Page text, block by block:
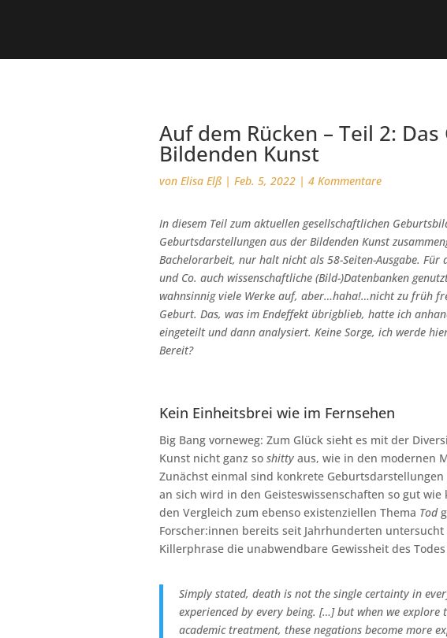
Auf dem Rücken – Teil 2:
Bildenden Kunst
von Elisa Elß| Feb. 5, 2022| 4 Kommentare
In diesem Teil zum aktuellen gesellschaftlichen
Geburtsdarstellungen aus der Bildenden Kunst
Bachelorarbeit, nur halt nicht als 58-Seiten-Ausgabe. Für
und Co. auch wissenschaftliche (Bild-)Datenbanken
wahnsinnig viele Werke auf, aber…haha!…nicht zu früh
Geburt. Das, was im Endeffekt übrigblieb, hatte ich
eingeteilt und dann analysiert. Keine Sorge, ich werde
Bereit?
Kein Einheitsbrei wie im Fernsehen
Big Bang vorneweg: Zum Glück sieht es mit der
Kunst nicht ganz so shittyaus, wie in den modernen
Zunächst einmal sind konkrete
an sich wird in den Geisteswissenschaften so gut
den Vergleich zum ebenso existenziellen Thema Tod
Forscher:innen bereits seit Jahrhunderten
Killerphrase die unabwendbare Gewissheit des
Simply stated, death is not the single certainty in
experienced by every being. […] but when we
academic treatment, these negations become more